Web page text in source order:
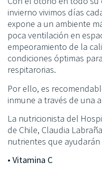
invierno vivimos días
expone a un ambiente
poca ventilación en
empeoramiento de la
condiciones óptimas
respitarorias.
Por ello, es
inmune a través de una
La nutricionista del
de Chile, Claudia
nutrientes que
• Vitamina C